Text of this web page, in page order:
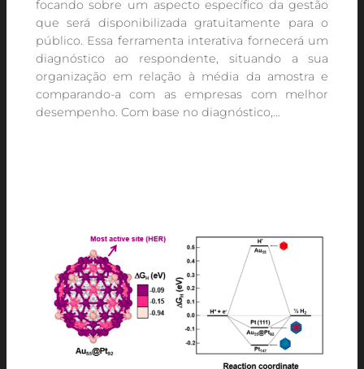
focando sobre um aspecto específico da gestão
que será disponibilizada gratuitamente para o
público. Essa ferramenta interativa fornecerá um
diagnóstico ao respondente, situando a sua
organização em relação à média da amostra e
comparando-a com as empresas com melhor
desempenho. Com base no diagnóstico,…